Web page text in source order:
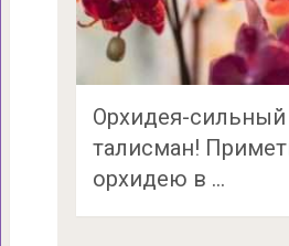
Орхидея-
талисман!
орхидею в …